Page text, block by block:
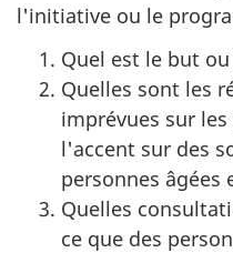
l'initiative ou le
Quel est le but
Quelles sont les
imprévues sur les
l'accent sur des
personnes âgées
Quelles
ce que des